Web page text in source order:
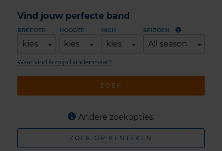
Vind jouw perfecte band
BREEDTE
kies
HOOGTE
kies
INCH
kies
SEIZOEN
All season
ZOEK
Waar vind ik mijn bandenmaat?
Andere zoekopties:
ZOEK OP KENTEKEN